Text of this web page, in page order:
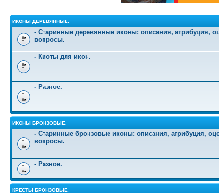
ИКОНЫ ДЕРЕВЯННЫЕ.
- Старинные деревянные иконы: описания, атрибуция,
вопросы.
- Киоты для икон.
- Разное.
ИКОНЫ БРОНЗОВЫЕ.
- Старинные бронзовые иконы: описания, атрибуция,
вопросы.
- Разное.
КРЕСТЫ БРОНЗОВЫЕ.